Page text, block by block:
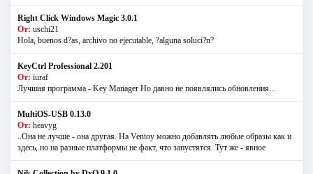
Right Click Windows Magic 3.0.1
От: uschi21
Hola, buenos d?as, archivo no ejecutable, ?alguna soluci?n?
KeyCtrl Professional 2.201
От: iuraf
Лучшая программа - Key Manager Но давно не появлялись обновления...
MultiOS-USB 0.13.0
От: heavyg
..Она не лучше - она другая. На Ventoy можно добавлять любые образы как и
здесь, но на разные платформы не факт, что запустятся. Тут же - явное